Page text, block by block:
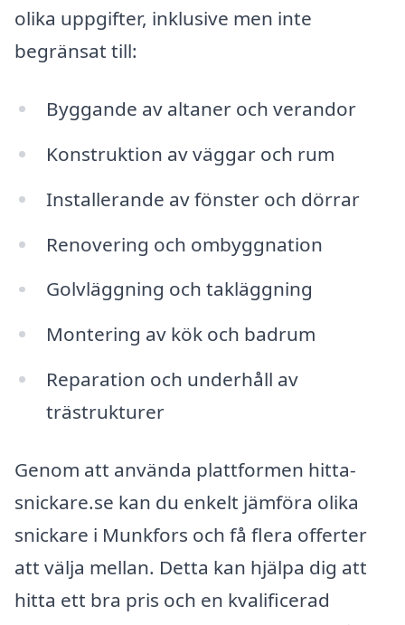
olika uppgifter, inklusive men inte
begränsat till:
Byggande av altaner och verandor
Konstruktion av väggar och rum
Installerande av fönster och dörrar
Renovering och ombyggnation
Golvläggning och takläggning
Montering av kök och badrum
Reparation och underhåll av
trästrukturer
Genom att använda plattformen hitta-
snickare.se kan du enkelt jämföra olika
snickare i Munkfors och få flera offerter
att välja mellan. Detta kan hjälpa dig att
hitta ett bra pris och en kvalificerad